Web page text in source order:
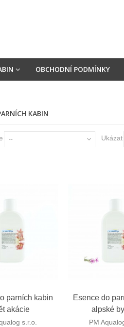
OBCHODNÍ PODMÍNKY
KABIN
-- Ukázat
náhled
parních kabin
akácie
s.r.o.
Rychlý
Esence do
alpské
PM